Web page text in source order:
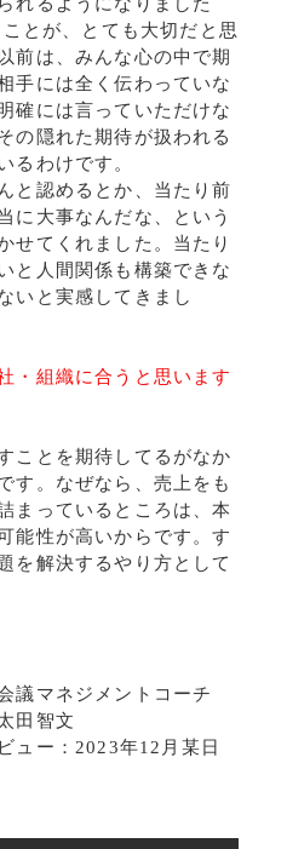
とが、とても大切だと思
前は、みんな心の中で期
手には全く伝わっていな
確には言っていただけな
の隠れた期待が扱われる
るわけです。
と認めるとか、当たり前
に大事なんだな、という
せてくれました。当たり
と人間関係も構築できな
いと実感してきまし
・組織に合うと思います
ことを期待してるがなか
す。なぜなら、売上をも
まっているところは、本
能性が高いからです。す
を解決するやり方として
議マネジメントコーチ
田智文
ュー：2023年12月某日